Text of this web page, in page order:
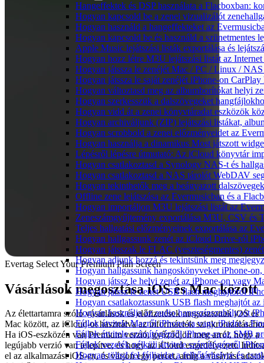
Hangeffektek és DSP használata a Flacboxban:
Hogyan kapcsold be a zenei vizualizálót
Hogyan használd a hangeffekteket az
Hogyan kapcsold be és használd a szünetmentes
Apple Music lejátszási listák exportálása és
Hogyan hozz létre M3U lejátszási listát az
Hogyan játssza le zenéjét Mac / PC / Linux /
Hogyan játssza le saját zenéjét iPhone-on CarPlay
Hogyan változtasd meg az albumborítókat helyi
Hogyan szerkesszük a dalszövegeket
Hogyan vidd át a zenei könyvtáradat eszközök
Hogyan archiváljunk (ZIP) lejátszási listákat,
Hogyan scrobbold a zenei előzményeidet az
Hogyan használja a dinamikus Most játszott
Lépésről lépésre útmutató: Az iCloud könyvtár
Hogyan csatlakoztasd a Synology NAS-t és
Hogyan csatlakoztasd a NAS tárolót WebDAV
Hogyan tekinthetők meg a beágyazott
Offline zene lejátszása az Evermusicban és a
Hogyan importáljon M3U lejátszási listát az
Zeneszámgyűjtemény exportálása M3U, CSV és
Teljes hallgatási előzményeinek exportálása az
Hogyan hallgassunk zenét az iCloud Drive-ról
Hogyan játsszak le FLAC (veszteségmentes)
Hogyan adjunk hozzá és tekintsünk meg
Hogyan hallgassunk hangoskönyveket iPhone-
Hogyan játssz le helyi zenét az iPhone-on vagy
Hogyan játssz le zenét USB flash meghajtóról
Hogyan csatlakoztassunk USB flash meghajtót
Hogyan használja az audio hangszínszabályzót
Fájlok átvitele Macről iPhone-ra vagy iPadre a
Fájlok átvitele számítógépről iPhone-ra az SMB
Fájlok vezeték nélküli átvitele számítógépről
Hogyan töltsd fel fájljaidat a felhőtárhelyre és
Evertag Select Your Premium Plan Screen
Vásárlások megosztása iOS és Mac között
Az élettartamra szóló vásárlások és előfizetések megosztottak iOS és
Mac között, az iCloud-ot használva az információk
Ha iOS-eszközén van Premium verzió, győződjön meg arról, hogy a
legújabb verzió van telepítve, és hogy az iCloud engedélyezett.
el az alkalmazást iOS-en, és várjon egy percet, amíg a vásárlási